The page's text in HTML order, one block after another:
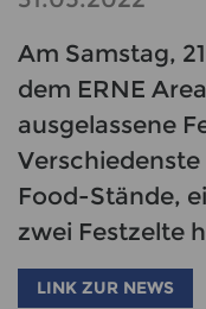
Am Samstag,
dem ERNE
ausgelassene
Food-Stände,
zwei Festzelte
LINK ZUR NEWS